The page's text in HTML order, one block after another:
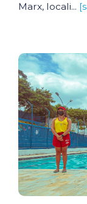
Marx, locali...